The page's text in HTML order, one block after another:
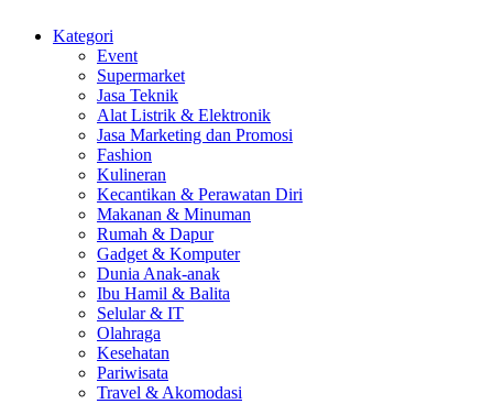
Kategori
Event
Supermarket
Jasa Teknik
Alat Listrik & Elektronik
Jasa Marketing dan Promosi
Fashion
Kulineran
Kecantikan & Perawatan Diri
Makanan & Minuman
Rumah & Dapur
Gadget & Komputer
Dunia Anak-anak
Ibu Hamil & Balita
Selular & IT
Olahraga
Kesehatan
Pariwisata
Travel & Akomodasi